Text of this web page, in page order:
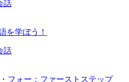
話
を学ぼう！
話
フォー：ファーストステップ